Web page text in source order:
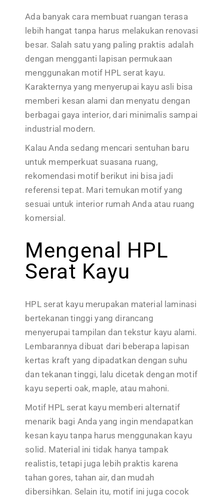
Ada banyak cara membuat ruangan terasa
lebih hangat tanpa harus melakukan renovasi
besar. Salah satu yang paling praktis adalah
dengan mengganti lapisan permukaan
menggunakan motif HPL serat kayu.
Karakternya yang menyerupai kayu asli bisa
memberi kesan alami dan menyatu dengan
berbagai gaya interior, dari minimalis sampai
industrial modern.
Kalau Anda sedang mencari sentuhan baru
untuk memperkuat suasana ruang,
rekomendasi motif berikut ini bisa jadi
referensi tepat. Mari temukan motif yang
sesuai untuk interior rumah Anda atau ruang
komersial.
Mengenal HPL
Serat Kayu
HPL serat kayu merupakan material laminasi
bertekanan tinggi yang dirancang
menyerupai tampilan dan tekstur kayu alami.
Lembarannya dibuat dari beberapa lapisan
kertas kraft yang dipadatkan dengan suhu
dan tekanan tinggi, lalu dicetak dengan motif
kayu seperti oak, maple, atau mahoni.
Motif HPL serat kayu memberi alternatif
menarik bagi Anda yang ingin mendapatkan
kesan kayu tanpa harus menggunakan kayu
solid. Material ini tidak hanya tampak
realistis, tetapi juga lebih praktis karena
tahan gores, tahan air, dan mudah
dibersihkan. Selain itu, motif ini juga cocok